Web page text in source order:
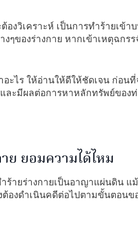
องวิเคราะห์ เป็นการทำร้ายเข้
งๆของร่างกาย หากเข้าเหตุฉก
ะไร ให้อ่านให้ดีให้ชัดเจน ก่อน
ละมีผลต่อการหาหลักทรัพย์ของท่
ย ยอมความได้ไหม
ร้ายร่างกายเป็นอาญาแผ่นดิน
ต้องดำเนินคดีต่อไปตามขั้นตอน